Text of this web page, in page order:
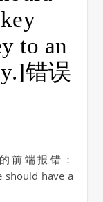
to an
错误
should have a